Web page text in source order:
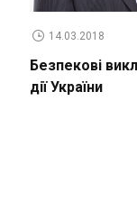
14.03.2018
Безпекові
дії України